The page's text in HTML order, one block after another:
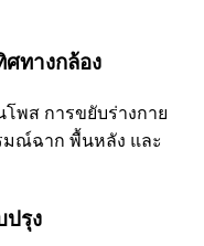
ทางกล้อง
พส การขยับร่างกาย
มณ์ฉาก พื้นหลัง และ
ปรุง